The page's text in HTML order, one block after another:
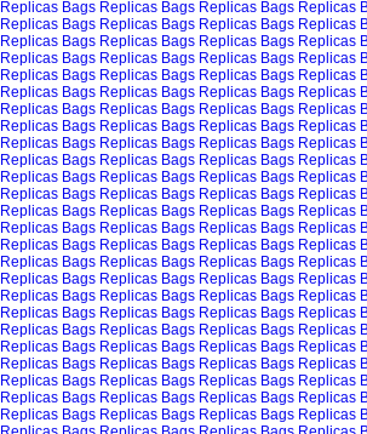
Replicas Bags Replicas Bags Replicas Bags Replicas
Replicas Bags Replicas Bags Replicas Bags Replicas
Replicas Bags Replicas Bags Replicas Bags Replicas
Replicas Bags Replicas Bags Replicas Bags Replicas
Replicas Bags Replicas Bags Replicas Bags Replicas
Replicas Bags Replicas Bags Replicas Bags Replicas
Replicas Bags Replicas Bags Replicas Bags Replicas
Replicas Bags Replicas Bags Replicas Bags Replicas
Replicas Bags Replicas Bags Replicas Bags Replicas
Replicas Bags Replicas Bags Replicas Bags Replicas
Replicas Bags Replicas Bags Replicas Bags Replicas
Replicas Bags Replicas Bags Replicas Bags Replicas
Replicas Bags Replicas Bags Replicas Bags Replicas
Replicas Bags Replicas Bags Replicas Bags Replicas
Replicas Bags Replicas Bags Replicas Bags Replicas
Replicas Bags Replicas Bags Replicas Bags Replicas
Replicas Bags Replicas Bags Replicas Bags Replicas
Replicas Bags Replicas Bags Replicas Bags Replicas
Replicas Bags Replicas Bags Replicas Bags Replicas
Replicas Bags Replicas Bags Replicas Bags Replicas
Replicas Bags Replicas Bags Replicas Bags Replicas
Replicas Bags Replicas Bags Replicas Bags Replicas
Replicas Bags Replicas Bags Replicas Bags Replicas
Replicas Bags Replicas Bags Replicas Bags Replicas
Replicas Bags Replicas Bags Replicas Bags Replicas